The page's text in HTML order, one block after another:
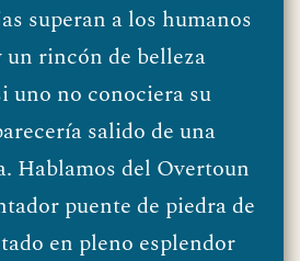
superan a los humanos
un rincón de belleza
uno no conociera su
salido de una
Hablamos del Overtoun
puente de piedra de
en pleno esplendor